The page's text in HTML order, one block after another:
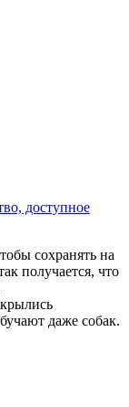
доступное
сохранять на
получается, что
даже собак.